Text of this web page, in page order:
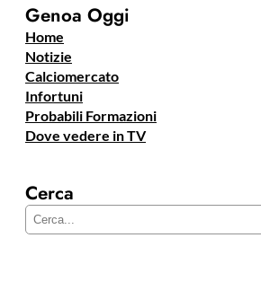
Genoa Oggi
Home
Notizie
Calciomercato
Infortuni
Probabili Formazioni
Dove vedere in TV
Cerca
e